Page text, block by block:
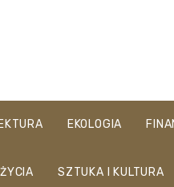
EKOLOGIA
SZTUKA I KULTURA